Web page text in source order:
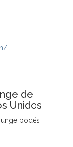
de
Unidos
podés